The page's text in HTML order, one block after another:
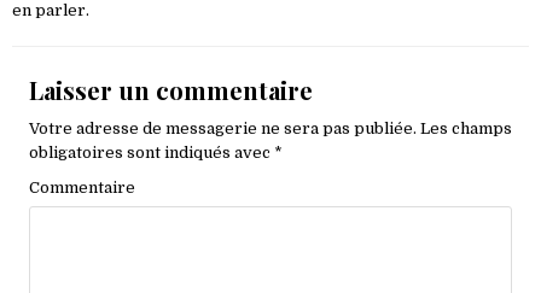
en parler.
Laisser un commentaire
Votre adresse de messagerie ne sera pas publiée. Les champs
obligatoires sont indiqués avec *
Commentaire